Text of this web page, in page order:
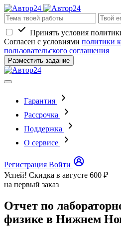
Принять условия
Согласен с условиями политики
пользовательского соглашения
Разместить задание
Гарантия
Рассрочка
Поддержка
О сервисе
Регистрация Войти
Успей! Скидка в августе 600 ₽
на первый заказ
Отчет по
физике в Нижнем